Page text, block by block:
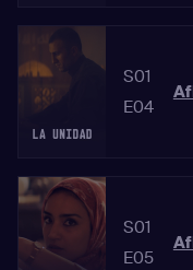
S01
E04
S01
E05